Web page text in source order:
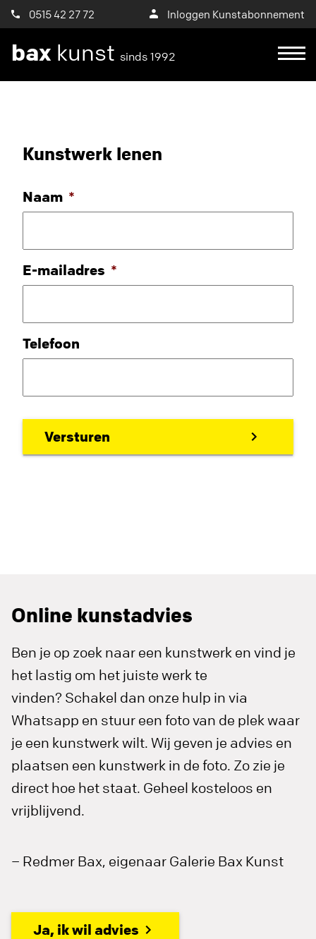
0515 42 27 72 Inloggen Kunstabonnement
bax kunst sinds 1992
Kunstwerk lenen
Naam *
E-mailadres *
Telefoon
Online kunstadvies
Ben je op zoek naar een kunstwerk en vind je
het lastig om het juiste werk te
vinden? Schakel dan onze hulp in via
Whatsapp en stuur een foto van de plek waar
je een kunstwerk wilt. Wij geven je advies en
plaatsen een kunstwerk in de foto. Zo zie je
direct hoe het staat. Geheel kosteloos en
vrijblijvend.
– Redmer Bax, eigenaar Galerie Bax Kunst
Ja, ik wil advies